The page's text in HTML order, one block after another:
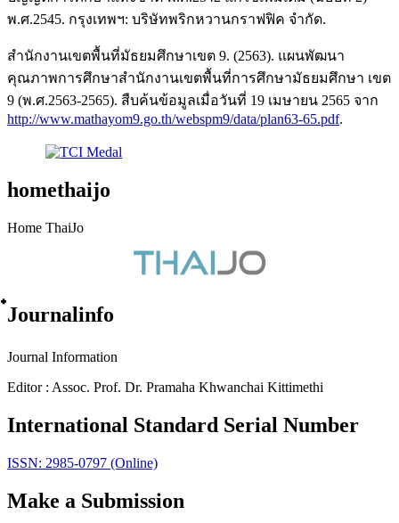
พ.ศ.2545. กรุงเทพฯ: บริษัทพริกหวานกราฟฟิค จำกัด.
สำนักงานเขตพื้นที่มัธยมศึกษาเขต 9. (2563). แผนพัฒนา
คุณภาพการศึกษาสำนักงานเขตพื้นที่การศึกษามัธยมศึกษา เขต
9 (พ.ศ.2563-2565). สืบค้นข้อมูลเมื่อวันที่ 19 เมษายน 2565 จาก
http://www.mathayom9.go.th/webspm9/data/plan63-65.pdf.
homethaijo
Home ThaiJo
๋Journalinfo
Journal Information
Editor : Assoc. Prof. Dr. Pramaha Khwanchai Kittimethi
International Standard Serial Number
ISSN: 2985-0797 (Online)
Make a Submission